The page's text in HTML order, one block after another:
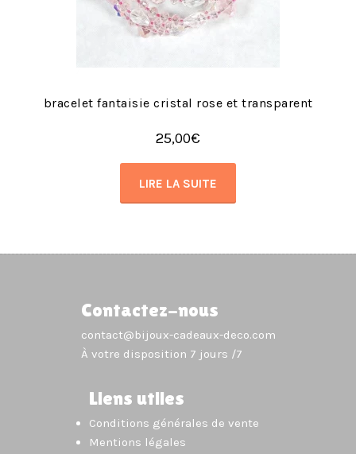
bracelet fantaisie cristal rose et transparent
25,00€
LIRE LA SUITE
Contactez-nous
contact@bijoux-cadeaux-deco.com
À votre disposition 7 jours /7
Liens utiles
Conditions générales de vente
Mentions légales